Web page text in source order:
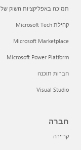
תמיכה באפליקציות השוק של AI
קהילת Microsoft Tech
Microsoft Marketplace
Microsoft Power Platform
חברות תוכנה
Visual Studio
חברה
קריירה